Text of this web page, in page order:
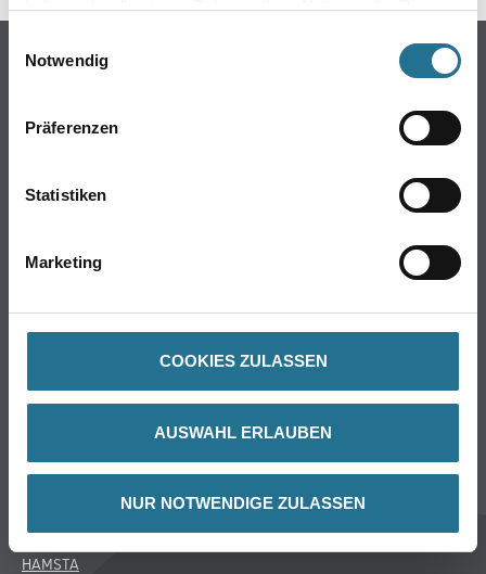
haben oder die sie im Rahmen Ihrer Nutzung der Dienste
Notwendig
Präferenzen
Statistiken
Marketing
COOKIES ZULASSEN
AUSWAHL ERLAUBEN
NUR NOTWENDIGE ZULASSEN
Online-Shop
WDV-Systeme
Putze- und Spachtelmassen
Werkzeug & Maschinen
Verbrauchsmaterialien
Unternehmen
Services
M-Plus
HAMSTA